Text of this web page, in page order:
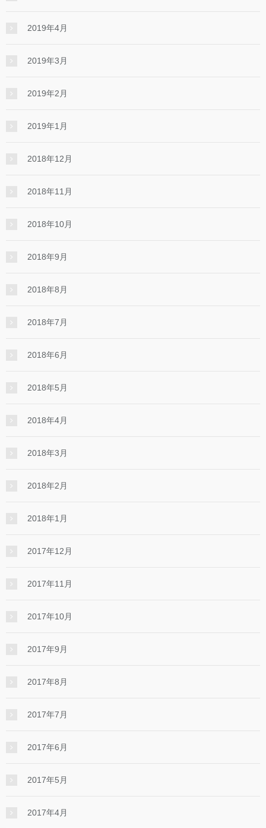
2019年4月
2019年3月
2019年2月
2019年1月
2018年12月
2018年11月
2018年10月
2018年9月
2018年8月
2018年7月
2018年6月
2018年5月
2018年4月
2018年3月
2018年2月
2018年1月
2017年12月
2017年11月
2017年10月
2017年9月
2017年8月
2017年7月
2017年6月
2017年5月
2017年4月